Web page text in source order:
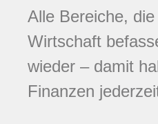
Alle Bereiche,
Wirtschaft
wieder – damit
Finanzen